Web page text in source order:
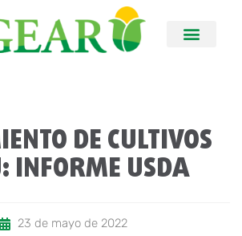
DE CULTIVOS
INFORME USDA
23 de mayo de 2022